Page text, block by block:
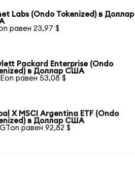
Labs (Ondo Tokenized) в Доллар
равен 23,97 $
Packard Enterprise (Ondo
в Доллар США
равен 53,08 $
X MSCI Argentina ETF (Ondo
в Доллар США
равен 92,82 $